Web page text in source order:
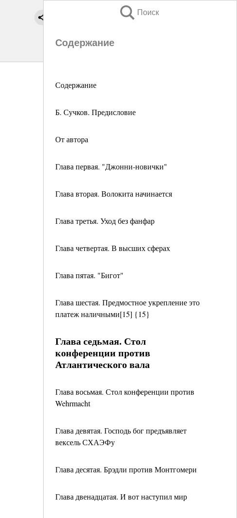
Поиск
Содержание
Содержание
Б. Сучков. Предисловие
От автора
Глава первая. "Джонни-новички"
Глава вторая. Волокита начинается
Глава третья. Уход без фанфар
Глава четвертая. В высших сферах
Глава пятая. "Бигот"
Глава шестая. Предмостное укрепление это
платеж наличными[15] {15}
Глава седьмая. Стол
конференции против
Атлантического вала
Глава восьмая. Стол конференции против
Wehrmacht
Глава девятая. Господь бог предъявляет
вексель СХАЭФу
Глава десятая. Брэдли против Монтгомери
Глава двенадцатая. И вот наступил мир